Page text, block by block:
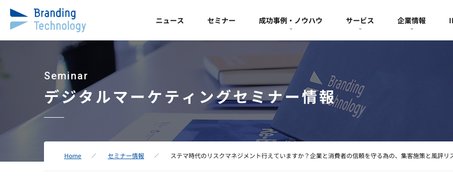
ニュース セミナー 成功事例・ノウハウ サービス 企業情報
Seminar
デジタルマーケティングセミナー情報
Home セミナー情報 ステマ時代のリスクマネジメント行えていますか？企業と消費者の信頼を守る為の、集客施策と風評